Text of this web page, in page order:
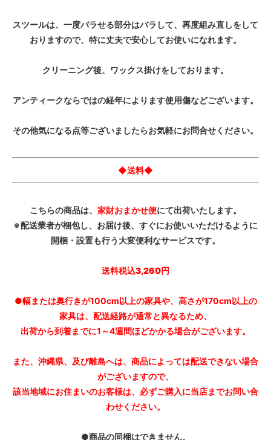
スツールは、一度バラせる部分はバラして、再度組み直しをして
おりますので、特に丈夫で安心してお使いになれます。
クリーニング後、ワックス掛けをしております。
アンティークならではの経年によります使用傷などございます。
その他気になる点等ございましたらお気軽にお問合せください。
◆送料◆
こちらの商品は、 家財おまかせ便にて出荷いたします。
※配送業者が梱包し、お届け後、すぐにお使いいただけるように
開梱・設置も行う大変便利なサービスです。
送料税込3,260円
●幅または奥行きが100cm以上の家具や、高さが170cm以上の
家具は、配送経路が通常と異なるため、
出荷から到着までに1～4週間ほどかかる場合がございます。
また、沖縄県、及び離島へは、商品によっては配送できない場合
がございますので、
該当地域にお住まいのお客様は、必ずご購入に当店までお問い合
わせください。
●商品の同梱はできません。